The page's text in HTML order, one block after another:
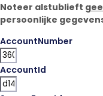
Noteer alstublieft
persoonlijke
AccountNumber
AccountId